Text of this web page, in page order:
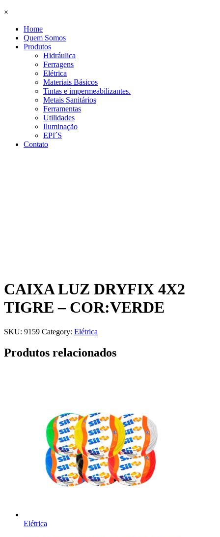
×
Home
Quem Somos
Produtos
Hidráulica
Ferragens
Elétrica
Materiais Básicos
Tintas e impermeabilizantes.
Metais Sanitários
Ferramentas
Utilidades
Iluminação
EPI´S
Contato
CAIXA LUZ DRYFIX 4X2
TIGRE – COR:VERDE
SKU: 9159 Category: Elétrica
Produtos relacionados
Elétrica